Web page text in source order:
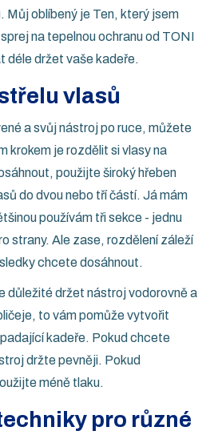
Můj oblíbený je Ten, který jsem
na tepelnou ochranu od TONI
déle držet vaše kadeře.
vlasů
a svůj nástroj po ruce, můžete
krokem je rozdělit si vlasy na
použijte široký hřeben
do dvou nebo tří částí. Já mám
používám tři sekce - jednu
strany. Ale zase, rozdělení záleží
chcete dosáhnout.
důležité držet nástroj vodorovně a
to vám pomůže vytvořit
kadeře. Pokud chcete
držte pevněji. Pokud
méně tlaku.
pro různé